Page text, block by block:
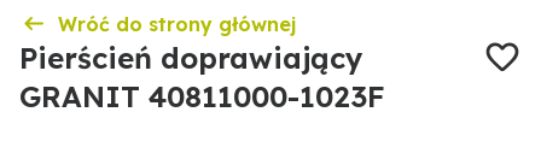
Wróć do strony głównej
Pierścień doprawiający
GRANIT 40811000-1023F